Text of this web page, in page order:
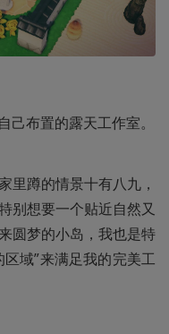
布置的露天工作室。
里蹲的情景十有八九，
别想要一个贴近自然又
圆梦的小岛，我也是特
域”来满足我的完美工